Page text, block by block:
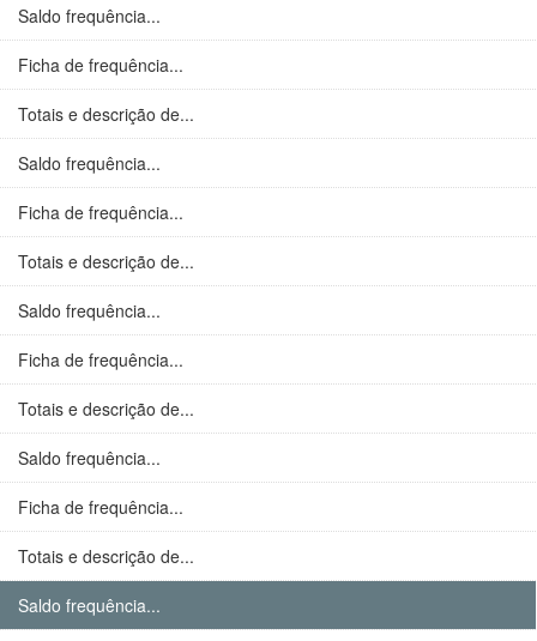
Saldo frequência...
Ficha de frequência...
Totais e descrição de...
Saldo frequência...
Ficha de frequência...
Totais e descrição de...
Saldo frequência...
Ficha de frequência...
Totais e descrição de...
Saldo frequência...
Ficha de frequência...
Totais e descrição de...
Saldo frequência...